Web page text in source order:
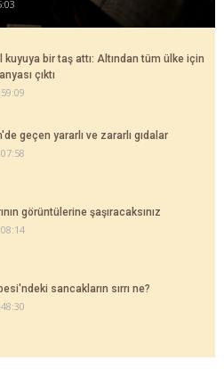
kuyuya bir taş attı: Altından tüm ülke için
çıktı
geçen yararlı ve zararlı gıdalar
görüntülerine şaşıracaksınız
sancakların sırrı ne?